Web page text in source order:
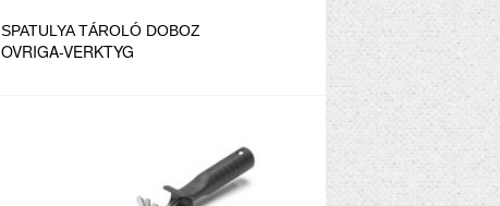
SPATULYA TÁROLÓ DOBOZ
OVRIGA-VERKTYG